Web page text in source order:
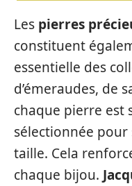
Les pierres
constituent
essentielle des
d’émeraudes, de
chaque pierre est
sélectionnée pour
taille. Cela
chaque bijou.